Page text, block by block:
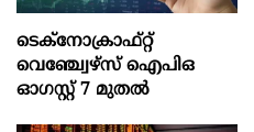
ടെക്‌നോക്രാഫ്‌റ്റ്‌
വെഞ്ച്വേഴ്‌സ്‌ ഐപിഒ
ഓഗസ്റ്റ്‌ 7 മുതല്‍